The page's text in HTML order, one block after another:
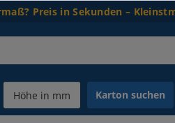
Preis in Sekunden –
Karton suchen